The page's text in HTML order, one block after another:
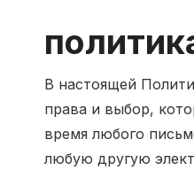
В настоящей
права и выбор,
время любого
любую другую